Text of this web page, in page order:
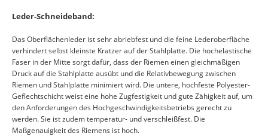
Leder-Schneideband:
Das Oberflächenleder ist sehr abriebfest und die feine Lederoberfläche
verhindert selbst kleinste Kratzer auf der Stahlplatte. Die hochelastische
Faser in der Mitte sorgt dafür, dass der Riemen einen gleichmäßigen
Druck auf die Stahlplatte ausübt und die Relativbewegung zwischen
Riemen und Stahlplatte minimiert wird. Die untere, hochfeste Polyester-
Geflechtschicht weist eine hohe Zugfestigkeit und gute Zähigkeit auf, um
den Anforderungen des Hochgeschwindigkeitsbetriebs gerecht zu
werden. Sie ist zudem temperatur- und verschleißfest. Die
Maßgenauigkeit des Riemens ist hoch.